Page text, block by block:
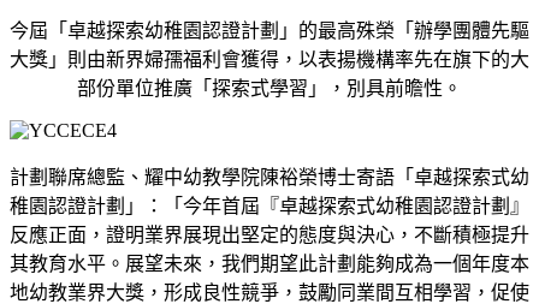
今屆「卓越探索幼稚園認證計劃」的最高殊榮「辦學團體先驅
大獎」則由新界婦孺福利會獲得，以表揚機構率先在旗下的大
部份單位推廣「探索式學習」，別具前曕性。
計劃聯席總監、耀中幼教學院陳裕榮博士寄語「卓越探索式幼
稚園認證計劃」：「今年首屆『卓越探索式幼稚園認證計劃』
反應正面，證明業界展現出堅定的態度與決心，不斷積極提升
其教育水平。展望未來，我們期望此計劃能夠成為一個年度本
地幼教業界大獎，形成良性競爭，鼓勵同業間互相學習，促使